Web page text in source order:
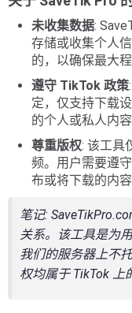
未收集数据:
存储或收集个人
的，以确保最大程
遵守 TikTok 政策
定，仅支持下载
的个人或私人内容
尊重版权: 该工具
频。用户需要遵
布或将下载的内容
笔记:
关系。该工具是为
我们的服务器上不
权均属于 TikTok 上